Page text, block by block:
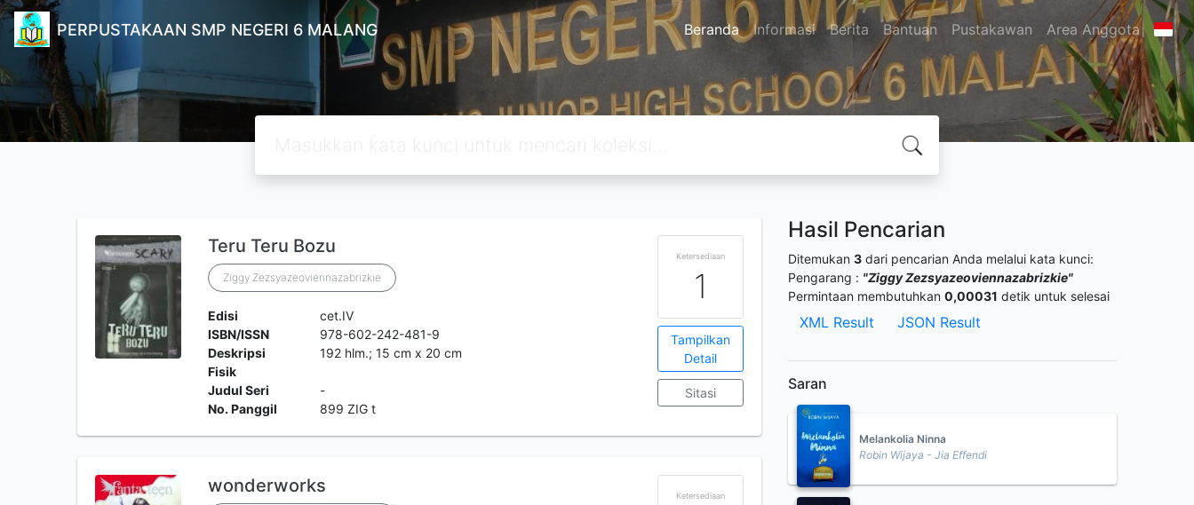
PERPUSTAKAAN SMP NEGERI 6 MALANG Beranda Informasi Berita Bantuan Pustakawan Area Anggota
Teru Teru Bozu
Ziggy Zezsyazeoviennazabrizkie
Edisi
cet.IV
ISBN/ISSN
978-602-242-481-9
Deskripsi
Fisik
192 hlm.; 15 cm x 20 cm
Judul Seri
-
No. Panggil
899 ZIG t
Ketersediaan
1
Tampilkan
Detail
Sitasi
wonderworks Ketersediaan
Hasil Pencarian
Ditemukan 3 dari pencarian Anda melalui kata kunci:
Pengarang : "Ziggy Zezsyazeoviennazabrizkie"
Permintaan membutuhkan 0,00031 detik untuk selesai
XML Result JSON Result
Saran
Melankolia Ninna
Robin Wijaya - Jia Effendi